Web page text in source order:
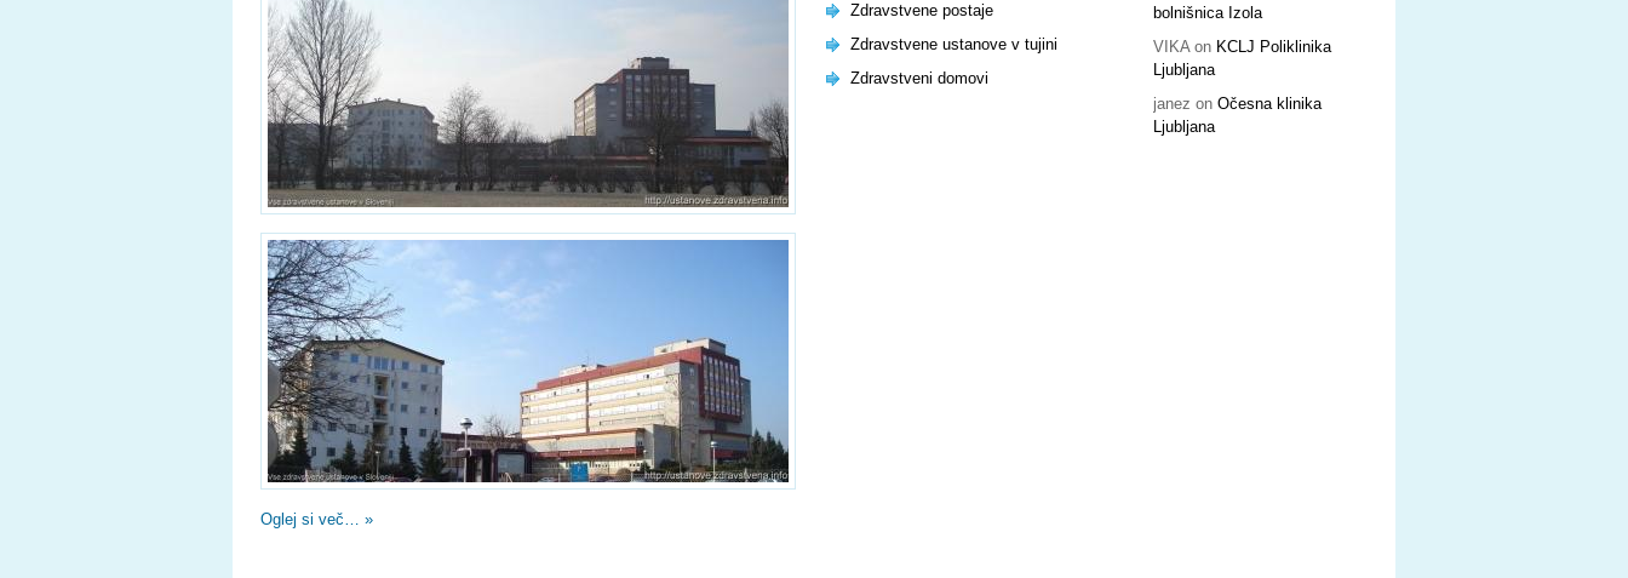
Oglej si več… »
bolnišnica Izola
VIKAon KCLJ Poliklinika
Ljubljana
janez on Očesna klinika
Ljubljana
Zdravstvene postaje
Zdravstvene ustanove v tujini
Zdravstveni domovi